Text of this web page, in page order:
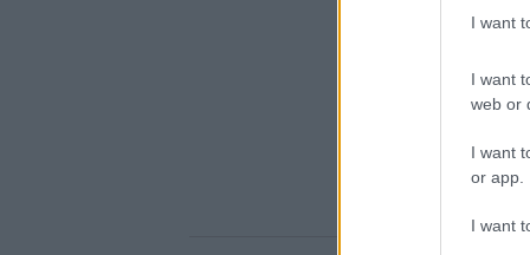
I want
I want
web or
I want
or app.
I want